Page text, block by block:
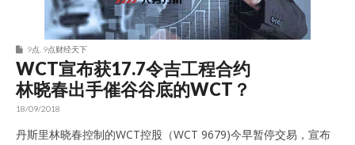
9点 9点财经天下
WCT宣布获17.7令吉工程合约
林晓春出手催谷谷底的WCT？
18/09/2018
丹斯里林晓春控制的WCT控股（WCT 9679)今早暂停交易，宣布